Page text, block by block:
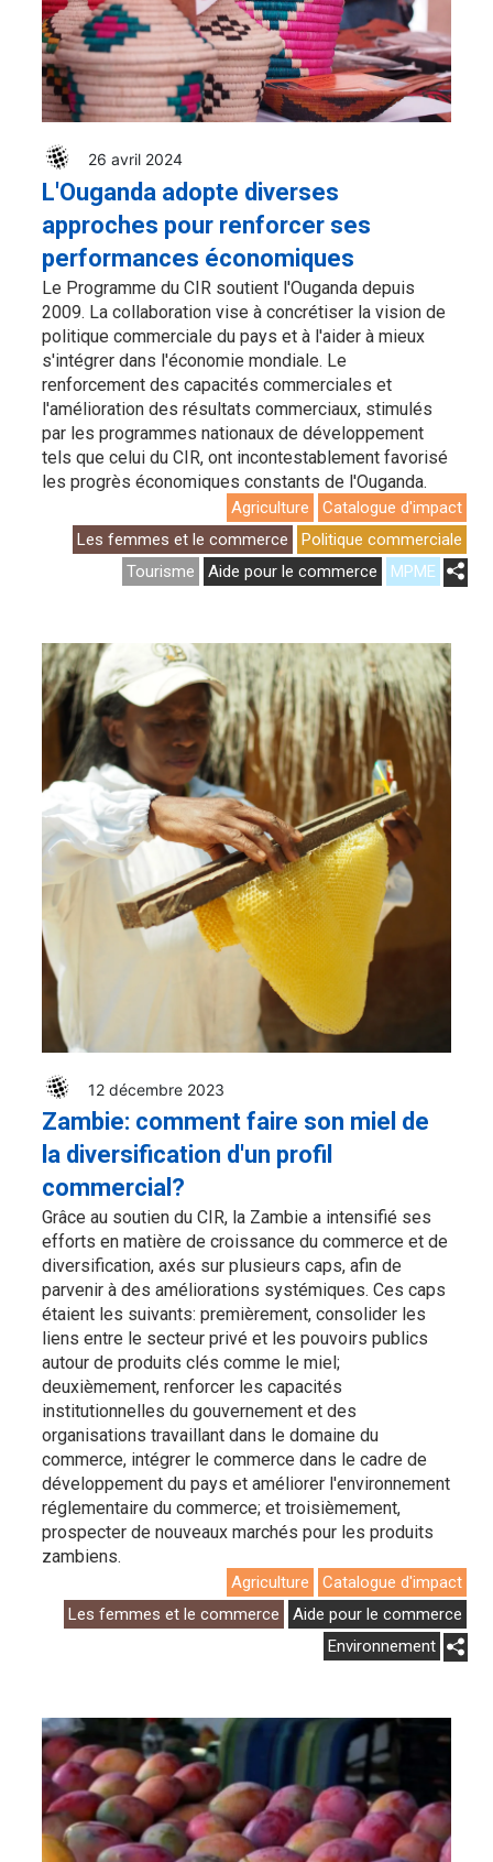
26 avril 2024
L'Ouganda adopte diverses
approches pour renforcer ses
performances économiques
Le Programme du CIR soutient l'Ouganda depuis
2009. La collaboration vise à concrétiser la vision de
politique commerciale du pays et à l'aider à mieux
s'intégrer dans l'économie mondiale. Le
renforcement des capacités commerciales et
l'amélioration des résultats commerciaux, stimulés
par les programmes nationaux de développement
tels que celui du CIR, ont incontestablement favorisé
les progrès économiques constants de l'Ouganda.
Agriculture
Catalogue d'impact
Les femmes et le commerce
Politique commerciale
Tourisme
Aide pour le commerce MPME
12 décembre 2023
Zambie: comment faire son miel de
la diversification d'un profil
commercial?
Grâce au soutien du CIR, la Zambie a intensifié ses
efforts en matière de croissance du commerce et de
diversification, axés sur plusieurs caps, afin de
parvenir à des améliorations systémiques. Ces caps
étaient les suivants: premièrement, consolider les
liens entre le secteur privé et les pouvoirs publics
autour de produits clés comme le miel;
deuxièmement, renforcer les capacités
institutionnelles du gouvernement et des
organisations travaillant dans le domaine du
commerce, intégrer le commerce dans le cadre de
développement du pays et améliorer l'environnement
réglementaire du commerce; et troisièmement,
prospecter de nouveaux marchés pour les produits
zambiens.
Agriculture
Catalogue d'impact
Les femmes et le commerce
Aide pour le commerce
Environnement